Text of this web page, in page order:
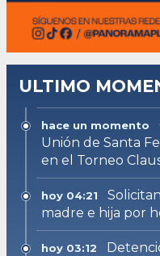
ULTIMO
hace un momento
Unión de Santa
en el Torneo
hoy 04:21
madre e hija por
hoy 03:12